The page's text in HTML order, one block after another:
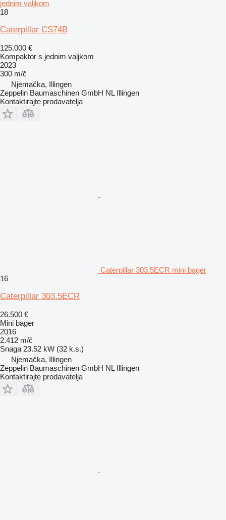
jednim valjkom
18
Caterpillar CS74B
125.000 €
Kompaktor s jednim valjkom
2023
300 m/č
Njemačka, Illingen
Zeppelin Baumaschinen GmbH NL Illingen
Kontaktirajte prodavatelja
Caterpillar 303.5ECR mini bager
16
Caterpillar 303.5ECR
26.500 €
Mini bager
2016
2.412 m/č
Snaga 23.52 kW (32 k.s.)
Njemačka, Illingen
Zeppelin Baumaschinen GmbH NL Illingen
Kontaktirajte prodavatelja